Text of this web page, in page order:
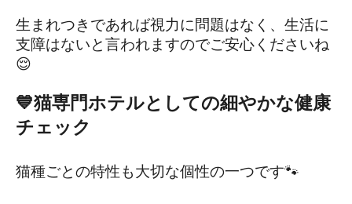
生まれつきであれば視力に問題はなく、生活に
支障はないと言われますのでご安心くださいね
😌
💙猫専門ホテルとしての細やかな健康
チェック
猫種ごとの特性も大切な個性の一つです🐾